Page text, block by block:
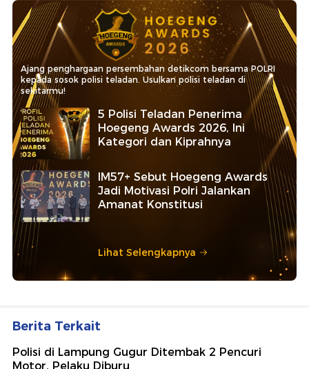
Ajang penghargaan persembahan detikcom bersama POLRI
kepada sosok polisi teladan. Usulkan polisi teladan di
sekitarmu!
5 Polisi Teladan Penerima
Hoegeng Awards 2026, Ini
Kategori dan Kiprahnya
IM57+ Sebut Hoegeng Awards
Jadi Motivasi Polri Jalankan
Amanat Konstitusi
Lihat Selengkapnya
Berita Terkait
Polisi di Lampung Gugur Ditembak 2 Pencuri
Motor, Pelaku Diburu